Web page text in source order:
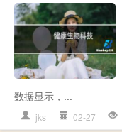
数据显示，...
jks 02-27